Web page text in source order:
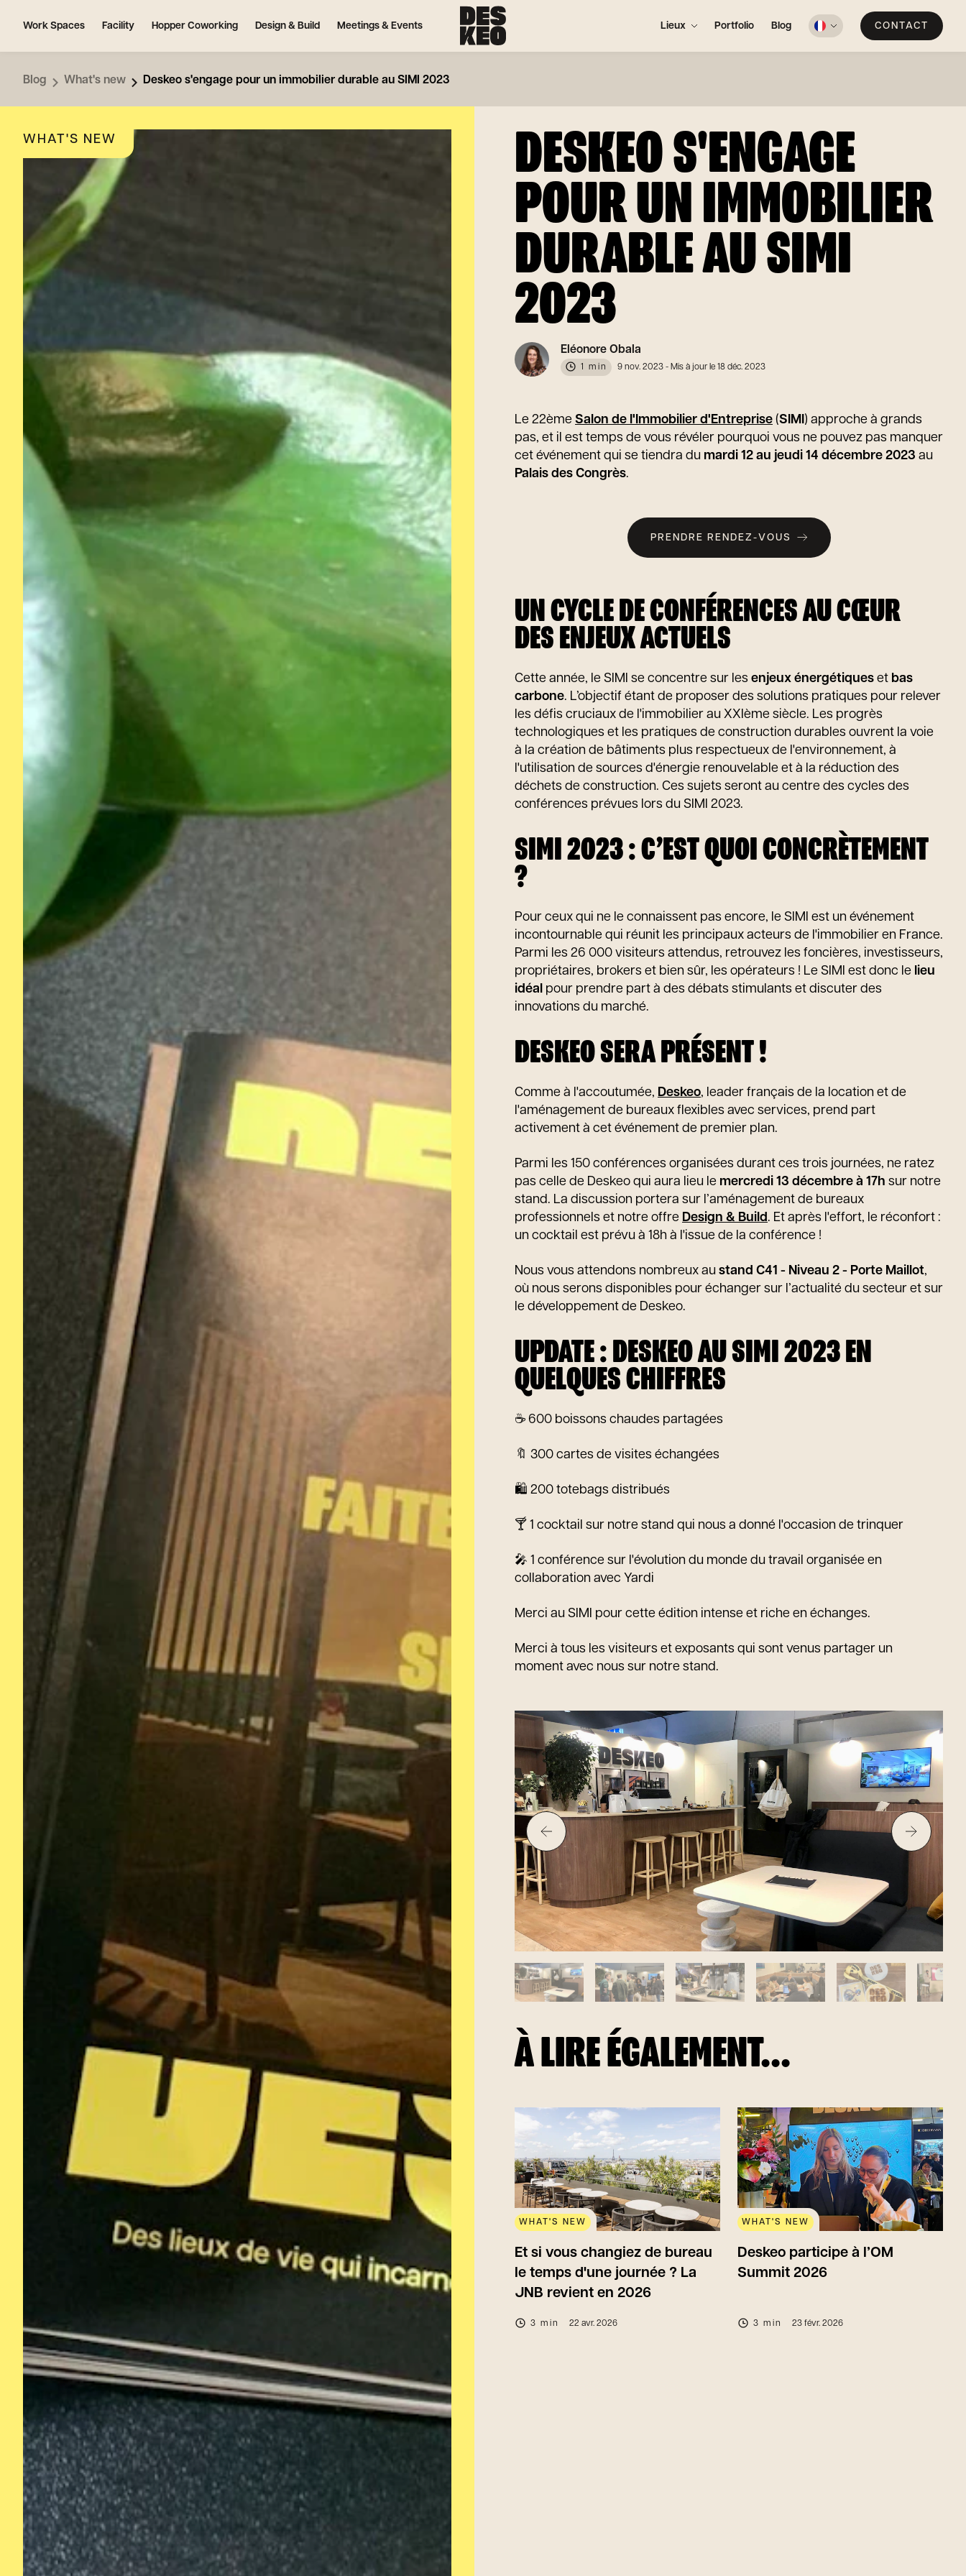
Work Spaces Facility Hopper Coworking Design & Build Meetings & Events Lieux Portfolio Blog CONTACT
Blog What's new Deskeo s'engage pour un immobilier durable au SIMI 2023
WHAT'S NEW DESKEO S'ENGAGE
POUR UN IMMOBILIER
DURABLE AU SIMI
2023
Eléonore Obala
1 min 9 nov. 2023 - Mis à jour le 18 déc. 2023
Le 22ème Salon de l'Immobilier d'Entreprise (SIMI ) approche à grands
pas, et il est temps de vous révéler pourquoi vous ne pouvez pas manquer
cet événement qui se tiendra du mardi 12 au jeudi 14 décembre 2023 au
Palais des Congrès.
PRENDRE RENDEZ-VOUS
UN CYCLE DE CONFÉRENCES AU CŒUR
DES ENJEUX ACTUELS
Cette année, le SIMI se concentre sur les enjeux énergétiques et bas
carbone. L’objectif étant de proposer des solutions pratiques pour relever
les défis cruciaux de l'immobilier au XXIème siècle. Les progrès
technologiques et les pratiques de construction durables ouvrent la voie
à la création de bâtiments plus respectueux de l'environnement, à
l'utilisation de sources d'énergie renouvelable et à la réduction des
déchets de construction. Ces sujets seront au centre des cycles des
conférences prévues lors du SIMI 2023.
SIMI 2023 : C’EST QUOI CONCRÈTEMENT
?
Pour ceux qui ne le connaissent pas encore, le SIMI est un événement
incontournable qui réunit les principaux acteurs de l'immobilier en France.
Parmi les 26 000 visiteurs attendus, retrouvez les foncières, investisseurs,
propriétaires, brokers et bien sûr, les opérateurs ! Le SIMI est donc le lieu
idéal pour prendre part à des débats stimulants et discuter des
innovations du marché.
DESKEO SERA PRÉSENT !
Comme à l'accoutumée, Deskeo, leader français de la location et de
l'aménagement de bureaux flexibles avec services, prend part
activement à cet événement de premier plan.
Parmi les 150 conférences organisées durant ces trois journées, ne ratez
pas celle de Deskeo qui aura lieu le mercredi 13 décembre à 17h sur notre
stand. La discussion portera sur l’aménagement de bureaux
professionnels et notre offre Design & Build . Et après l'effort, le réconfort :
un cocktail est prévu à 18h à l'issue de la conférence !
Nous vous attendons nombreux au stand C41 - Niveau 2 - Porte Maillot,
où nous serons disponibles pour échanger sur l’actualité du secteur et sur
le développement de Deskeo.
UPDATE : DESKEO AU SIMI 2023 EN
QUELQUES CHIFFRES
☕ 600 boissons chaudes partagées
🔖​ 300 cartes de visites échangées
🛍️ 200 totebags distribués
🍸​ 1 cocktail sur notre stand qui nous a donné l'occasion de trinquer
🎤 1 conférence sur l'évolution du monde du travail organisée en
collaboration avec Yardi
Merci au SIMI pour cette édition intense et riche en échanges.
Merci à tous les visiteurs et exposants qui sont venus partager un
moment avec nous sur notre stand.
À LIRE ÉGALEMENT...
WHAT'S NEW
Et si vous changiez de bureau
le temps d'une journée ? La
JNB revient en 2026
3 min 22 avr. 2026
WHAT'S NEW
Deskeo participe à l’OM
Summit 2026
3 min 23 févr. 2026